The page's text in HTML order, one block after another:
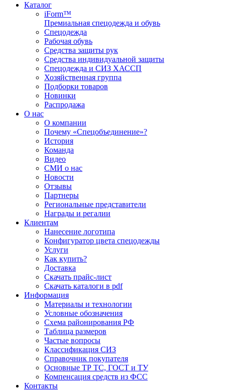
Каталог
iForm™
Премиальная спецодежда и обувь
Спецодежда
Рабочая обувь
Средства защиты рук
Средства индивидуальной защиты
Спецодежда и СИЗ ХАССП
Хозяйственная группа
Подборки товаров
Новинки
Распродажа
О нас
О компании
Почему «Спецобъединение»?
История
Команда
Видео
СМИ о нас
Новости
Отзывы
Партнеры
Региональные представители
Награды и регалии
Клиентам
Нанесение логотипа
Конфигуратор цвета спецодежды
Услуги
Как купить?
Доставка
Скачать прайс-лист
Скачать каталоги в pdf
Информация
Материалы и технологии
Условные обозначения
Схема районирования РФ
Таблица размеров
Частые вопросы
Классификация СИЗ
Справочник покупателя
Основные ТР ТС, ГОСТ и ТУ
Компенсация средств из ФСС
Контакты